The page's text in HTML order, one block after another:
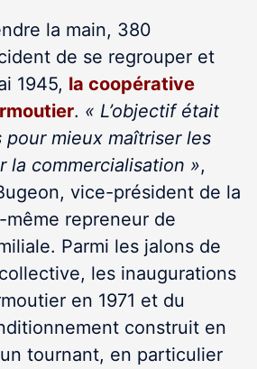
la main, 380
de se regrouper et
1945, la coopérative
. « L’objectif était
pour mieux maîtriser les
la commercialisation »,
vice-président de la
repreneur de
Parmi les jalons de
les inaugurations
en 1971 et du
construit en
tournant, en particulier